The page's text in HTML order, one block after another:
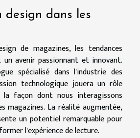
design dans les
de magazines, les tendances
un avenir passionnant et innovant.
spécialisé dans l'industrie des
technologique jouera un rôle
la façon dont nous interagissons
magazines. La réalité augmentée,
un potentiel remarquable pour
l'expérience de lecture.